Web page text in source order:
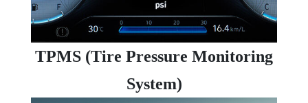
TPMS (Tire Pressure Monitoring
System)